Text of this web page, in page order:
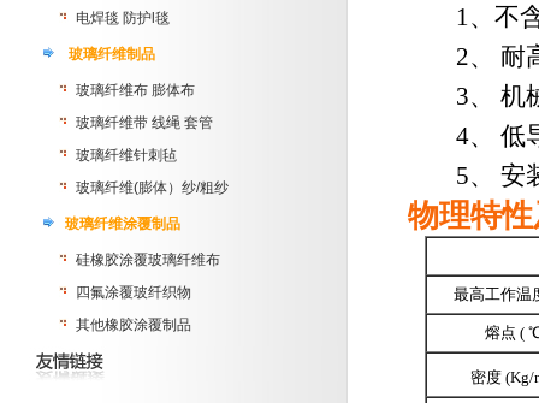
电焊毯 防护l毯
玻璃纤维制品
玻璃纤维布 膨体布
玻璃纤维带 线绳 套管
玻璃纤维针刺毡
玻璃纤维(膨体）纱/粗纱
玻璃纤维涂覆制品
硅橡胶涂覆玻璃纤维布
四氟涂覆玻纤织物
其他橡胶涂覆制品
1、不
2、 耐高
3、 机
4、 低导
5、 安
物理特
最高工作温
熔点 (
密度 (Kg/